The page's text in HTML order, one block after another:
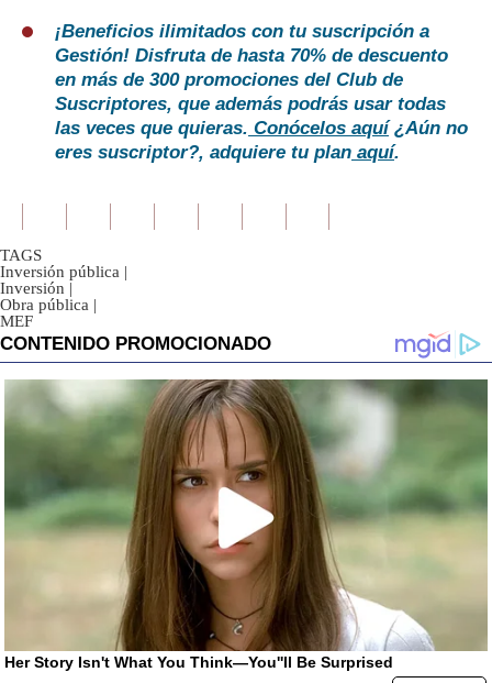
¡Beneficios ilimitados con tu suscripción a
Gestión! Disfruta de hasta 70% de descuento
en más de 300 promociones del Club de
Suscriptores, que además podrás usar todas
las veces que quieras. Conócelos aquí¿Aún no
eres suscriptor?, adquiere tu plan aquí.
TAGS
Inversión pública |
Inversión |
Obra pública |
MEF